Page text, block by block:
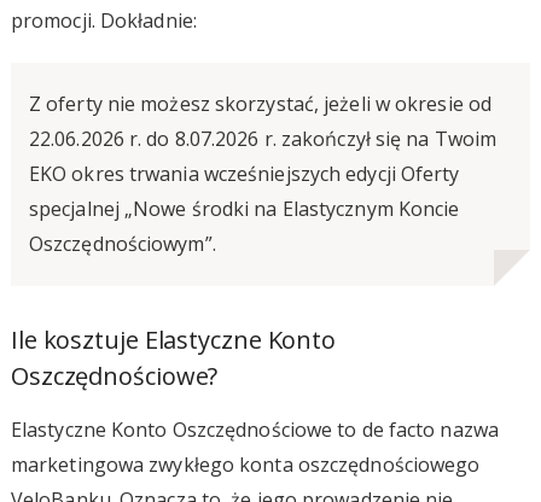
promocji. Dokładnie:
Z oferty nie możesz skorzystać, jeżeli w okresie od
22.06.2026 r. do 8.07.2026 r. zakończył się na Twoim
EKO okres trwania wcześniejszych edycji Oferty
specjalnej „Nowe środki na Elastycznym Koncie
Oszczędnościowym”.
Ile kosztuje Elastyczne Konto
Oszczędnościowe?
Elastyczne Konto Oszczędnościowe to de facto nazwa
marketingowa zwykłego konta oszczędnościowego